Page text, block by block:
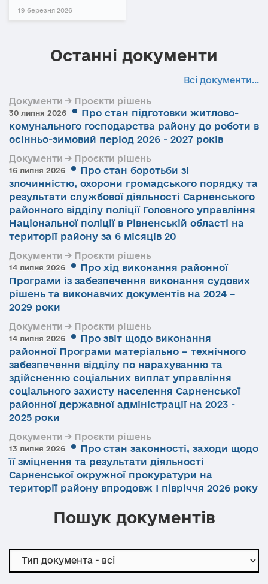
19 березня 2026
Останні документи
Всі документи...
Документи → Проєкти рішень
30 липня 2026
Про стан підготовки житлово-
комунального господарства району до роботи в
осінньо-зимовий період 2026 - 2027 років
Документи → Проєкти рішень
16 липня 2026
Про стан боротьби зі
злочинністю, охорони громадського порядку та
результати службової діяльності Сарненського
районного відділу поліції Головного управління
Національної поліції в Рівненській області на
території району за 6 місяців 20
Документи → Проєкти рішень
14 липня 2026
Про хід виконання районної
Програми із забезпечення виконання судових
рішень та виконавчих документів на 2024 –
2029 роки
Документи → Проєкти рішень
14 липня 2026
Про звіт щодо виконання
районної Програми матеріально – технічного
забезпечення відділу по нарахуванню та
здійсненню соціальних виплат управління
соціального захисту населення Сарненської
районної державної адміністрації на 2023 -
2025 роки
Документи → Проєкти рішень
13 липня 2026
Про стан законності, заходи щодо
її зміцнення та результати діяльності
Сарненської окружної прокуратури на
території району впродовж І півріччя 2026 року
Пошук документів